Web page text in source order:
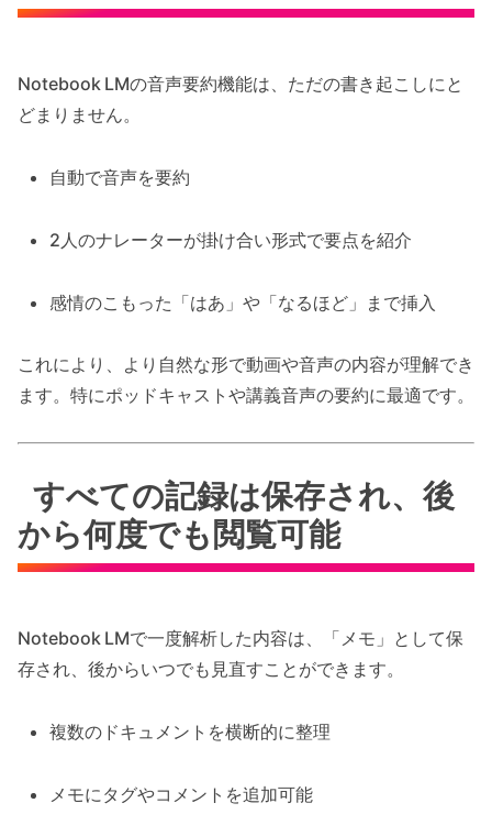
Notebook LMの音声要約機能は、ただの書き起こしにと
どまりません。
自動で音声を要約
2人のナレーターが掛け合い形式で要点を紹介
感情のこもった「はあ」や「なるほど」まで挿入
これにより、より自然な形で動画や音声の内容が理解でき
ます。特にポッドキャストや講義音声の要約に最適です。
すべての記録は保存され、後
から何度でも閲覧可能
Notebook LMで一度解析した内容は、「メモ」として保
存され、後からいつでも見直すことができます。
複数のドキュメントを横断的に整理
メモにタグやコメントを追加可能